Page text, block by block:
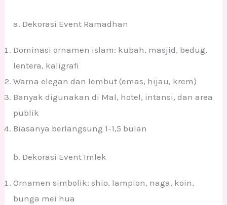
a. Dekorasi Event Ramadhan
Dominasi ornamen islam: kubah, masjid, bedug,
lentera, kaligrafi
Warna elegan dan lembut (emas, hijau, krem)
Banyak digunakan di Mal, hotel, intansi, dan area
publik
Biasanya berlangsung 1-1,5 bulan
b. Dekorasi Event Imlek
Ornamen simbolik: shio, lampion, naga, koin,
bunga mei hua